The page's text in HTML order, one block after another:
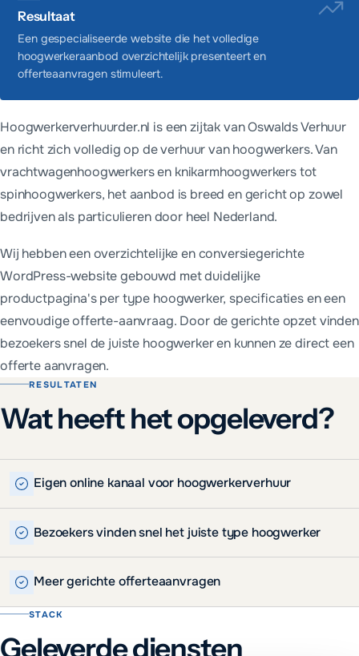
Resultaat
Een gespecialiseerde website die het volledige
hoogwerkeraanbod overzichtelijk presenteert en
offerteaanvragen stimuleert.
Hoogwerkerverhuurder.nl is een zijtak van Oswalds Verhuur
en richt zich volledig op de verhuur van hoogwerkers. Van
vrachtwagenhoogwerkers en knikarmhoogwerkers tot
spinhoogwerkers, het aanbod is breed en gericht op zowel
bedrijven als particulieren door heel Nederland.
Wij hebben een overzichtelijke en conversiegerichte
WordPress-website gebouwd met duidelijke
productpagina's per type hoogwerker, specificaties en een
eenvoudige offerte-aanvraag. Door de gerichte opzet vinden
bezoekers snel de juiste hoogwerker en kunnen ze direct een
offerte aanvragen.
RESULTATEN
Wat heeft het opgeleverd?
Eigen online kanaal voor hoogwerkerverhuur
Bezoekers vinden snel het juiste type hoogwerker
Meer gerichte offerteaanvragen
STACK
Geleverde diensten